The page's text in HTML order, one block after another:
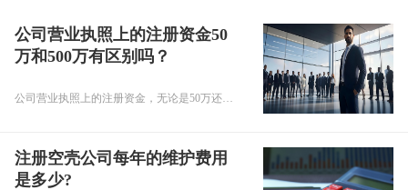
公司营业执照上的注册资金50
万和500万有区别吗？
公司营业执照上的注册资金，无论是50万还是500万，从初创企业的角度来看，其设立的难度可能相差无几。但在实际运营中，这两者却承载着不同的意义与责任。
注册空壳公司每年的维护费用
是多少?